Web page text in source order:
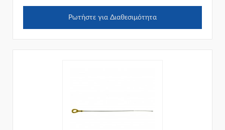
Ρωτήστε για Διαθεσιμότητα